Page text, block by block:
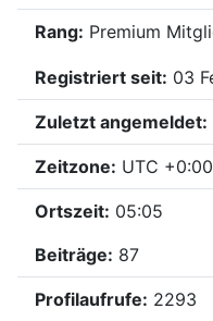
Rang: Premium
Registriert seit: 03
Zuletzt angemeldet:
Zeitzone: UTC +0:00
Ortszeit: 05:05
Beiträge: 87
Profilaufrufe: 2293